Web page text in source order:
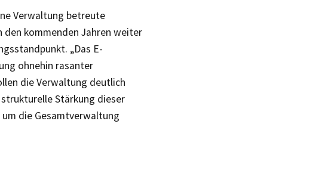
Verwaltung betreute
den kommenden Jahren weiter
„Das E-
ohnehin rasanter
die Verwaltung deutlich
Stärkung dieser
die Gesamtverwaltung